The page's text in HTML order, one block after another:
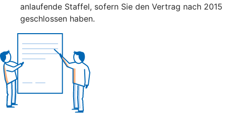
anlaufende Staffel, sofern Sie den Vertrag nach 2015
geschlossen haben.